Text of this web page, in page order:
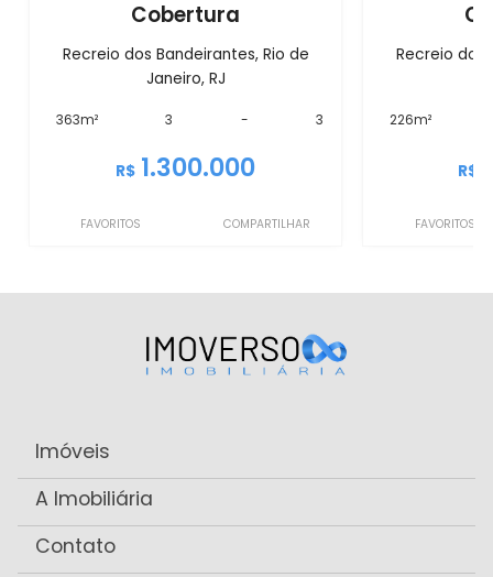
Cobertura
Recreio dos Bandeirantes, Rio de
Janeiro, RJ
363m² 3 - 3
R$ 1.300.000
FAVORITOS COMPARTILHAR
Recreio dos
226m²
R$
FAVORITOS
Imóveis
A Imobiliária
Contato